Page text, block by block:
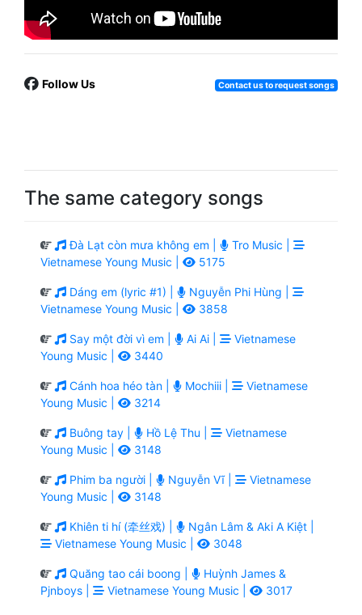
Follow Us Contact us to request songs
The same category songs
Đà Lạt còn mưa không em |
Tro Music |
Vietnamese Young Music |
5175
Dáng em (lyric #1) |
Nguyễn Phi Hùng |
Vietnamese Young Music |
3858
Say một đời vì em | Ai Ai |
Vietnamese
Young Music |
3440
Cánh hoa héo tàn | Mochiii |
Vietnamese
Young Music |
3214
Buông tay | Hồ Lệ Thu |
Vietnamese
Young Music |
3148
Phim ba người | Nguyễn Vĩ |
Vietnamese
Young Music |
3148
Khiên ti hí (牵丝戏) |
Ngân Lâm & Aki A Kiệt |
Vietnamese Young Music |
3048
Quăng tao cái boong |
Huỳnh James &
Pjnboys |
Vietnamese Young Music | 3017